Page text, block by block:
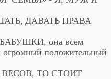
ДАВАТЬ ПРАВА
БАБУШКИ, она всем
положительный
ТО СТОИТ